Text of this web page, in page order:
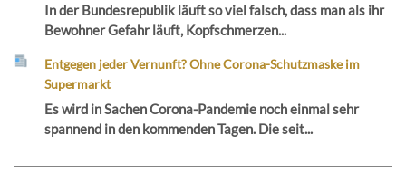
In der Bundesrepublik läuft so viel falsch, dass man als ihr
Bewohner Gefahr läuft, Kopfschmerzen...
Entgegen jeder Vernunft? Ohne Corona-Schutzmaske im
Supermarkt
Es wird in Sachen Corona-Pandemie noch einmal sehr
spannend in den kommenden Tagen. Die seit...